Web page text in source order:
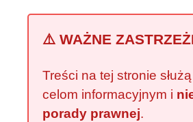
⚠️ WAŻNE
Treści na tej stronie
celom informacyjnym i
porady prawnej.